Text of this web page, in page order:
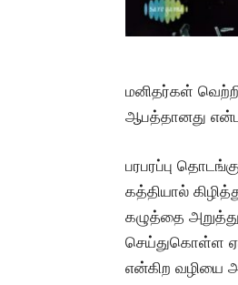
மனிதர்கள்
ஆபத்தானது
பரபரப்பு
கத்தியால்
கழுத்தை
செய்துகொள்ள
என்கிற வழியை